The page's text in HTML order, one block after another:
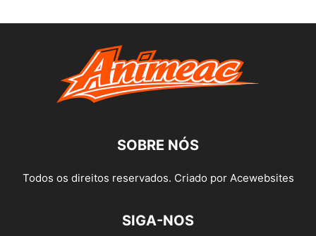
SOBRE NÓS
Todos os direitos reservados. Criado por Acewebsites
SIGA-NOS